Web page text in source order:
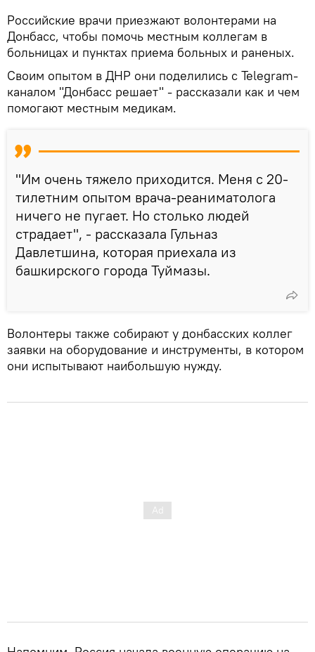
Российские врачи приезжают волонтерами на
Донбасс, чтобы помочь местным коллегам в
больницах и пунктах приема больных и раненых.
Своим опытом в ДНР они поделились с Telegram-
каналом "Донбасс решает" - рассказали как и чем
помогают местным медикам.
"Им очень тяжело приходится. Меня с 20-
тилетним опытом врача-реаниматолога
ничего не пугает. Но столько людей
страдает", - рассказала Гульназ
Давлетшина, которая приехала из
башкирского города Туймазы.
Волонтеры также собирают у донбасских коллег
заявки на оборудование и инструменты, в котором
они испытывают наибольшую нужду.